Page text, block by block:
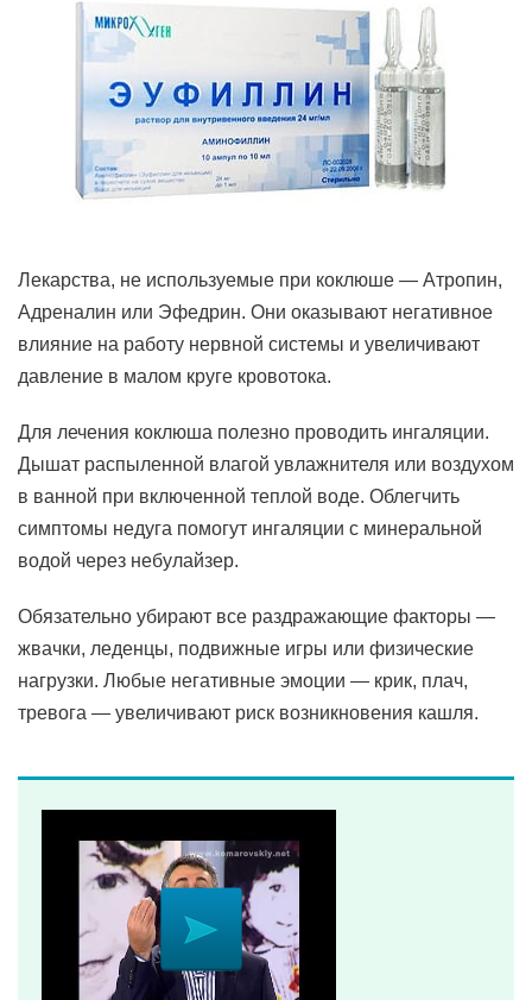
Лекарства, не используемые при коклюше — Атропин,
Адреналин или Эфедрин. Они оказывают негативное
влияние на работу нервной системы и увеличивают
давление в малом круге кровотока.
Для лечения коклюша полезно проводить ингаляции.
Дышат распыленной влагой увлажнителя или воздухом
в ванной при включенной теплой воде. Облегчить
симптомы недуга помогут ингаляции с минеральной
водой через небулайзер.
Обязательно убирают все раздражающие факторы —
жвачки, леденцы, подвижные игры или физические
нагрузки. Любые негативные эмоции — крик, плач,
тревога — увеличивают риск возникновения кашля.